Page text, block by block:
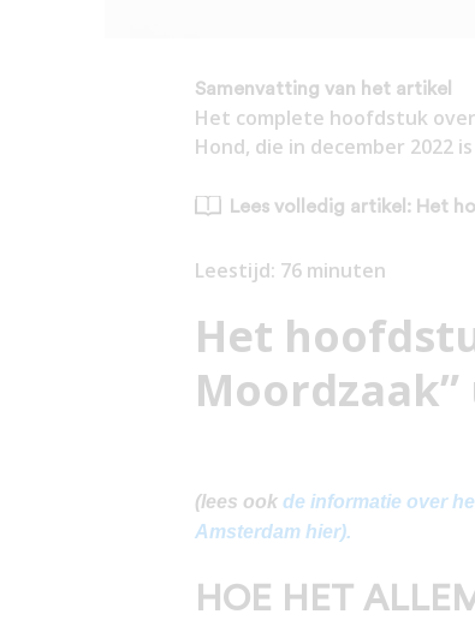
Samenvatting van het artikel
Het complete hoofdstuk
Hond, die in december 2022
Lees volledig artikel: Het
Leestijd: 76 minuten
Het
(lees ook de informatie over
Amsterdam hier).
HOE HET